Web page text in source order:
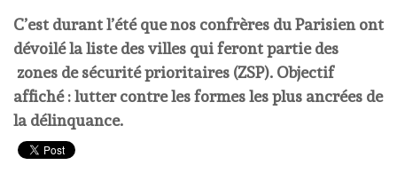
C’est durant l’été que nos confrères du Parisien ont
dévoilé la liste des villes qui feront partie des
zones de sécurité prioritaires (ZSP). Objectif
affiché : lutter contre les formes les plus ancrées de
la délinquance.